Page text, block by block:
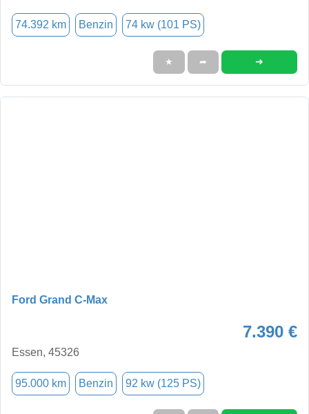
74.392 km Benzin 74 kw (101 PS)
★ ➦ ➜
Ford Grand C-Max
7.390 €
Essen, 45326
95.000 km Benzin 92 kw (125 PS)